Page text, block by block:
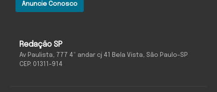
Redação SP
Av Paulista, 777 4º andar cj 41 Bela Vista, São Paulo-SP
CEP: 01311-914
Anuncie Conosco